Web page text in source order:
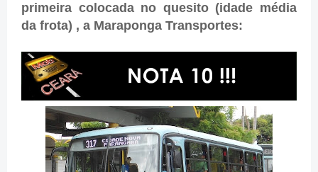
primeira colocada no quesito (idade média
da frota) , a Maraponga Transportes: